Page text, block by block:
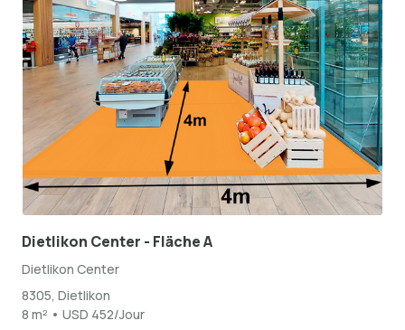
Dietlikon Center - Fläche A
Dietlikon Center
8305, Dietlikon
8 m² • USD 452/Jour